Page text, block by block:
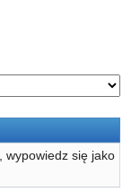
, wypowiedz się jako